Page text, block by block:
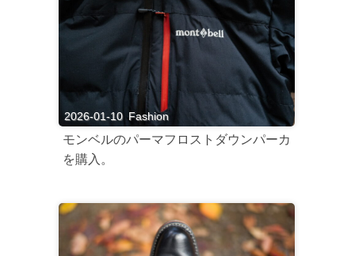
2026-01-10 Fashion
モンベルのパーマフロストダウンパーカ
を購入。